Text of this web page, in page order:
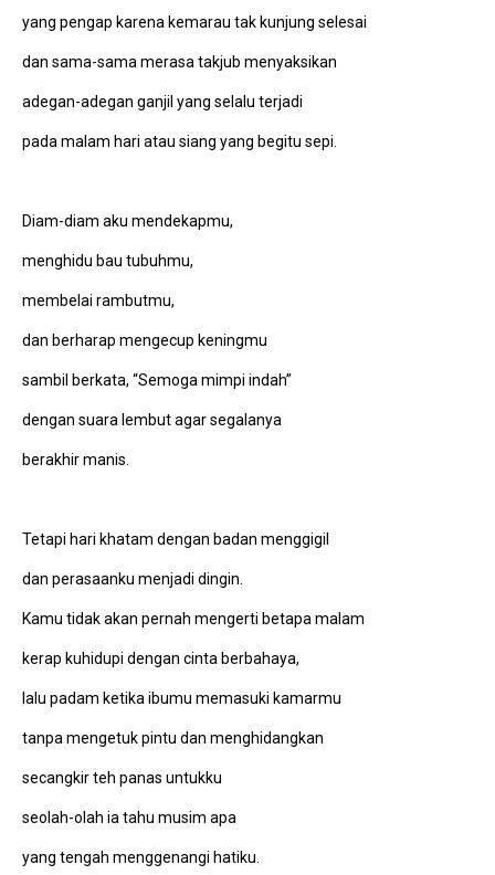
yang pengap karena kemarau tak kunjung selesai
dan sama-sama merasa takjub menyaksikan
adegan-adegan ganjil yang selalu terjadi
pada malam hari atau siang yang begitu sepi.
Diam-diam aku mendekapmu,
menghidu bau tubuhmu,
membelai rambutmu,
dan berharap mengecup keningmu
sambil berkata, “Semoga mimpi indah”
dengan suara lembut agar segalanya
berakhir manis.
Tetapi hari khatam dengan badan menggigil
dan perasaanku menjadi dingin.
Kamu tidak akan pernah mengerti betapa malam
kerap kuhidupi dengan cinta berbahaya,
lalu padam ketika ibumu memasuki kamarmu
tanpa mengetuk pintu dan menghidangkan
secangkir teh panas untukku
seolah-olah ia tahu musim apa
yang tengah menggenangi hatiku.